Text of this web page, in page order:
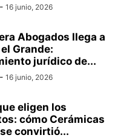
- 16 junio, 2026
Abogados llega a
Grande:
jurídico de...
- 16 junio, 2026
eligen los
cómo Cerámicas
convirtió...